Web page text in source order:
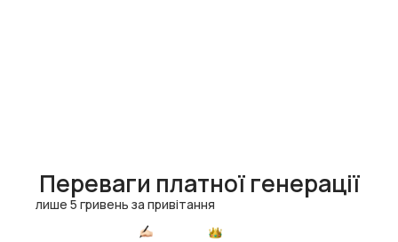
Переваги платної генерації
лише 5 гривень за привітання